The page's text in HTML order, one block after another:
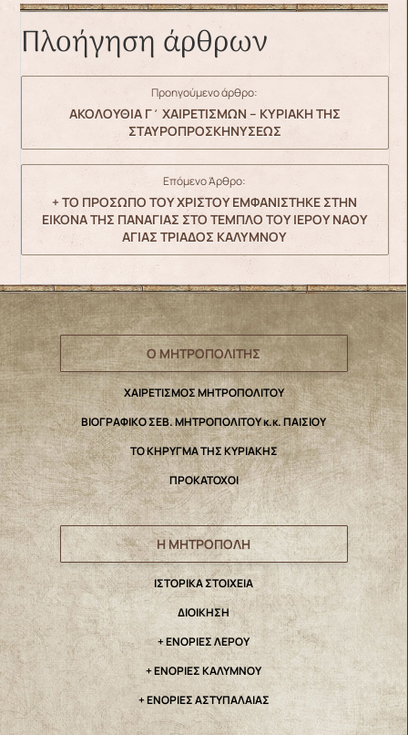
Πλοήγηση άρθρων
Προηγούμενο άρθρο:
ΑΚΟΛΟΥΘΙΑ Γ΄ ΧΑΙΡΕΤΙΣΜΩΝ – ΚΥΡΙΑΚΗ ΤΗΣ
ΣΤΑΥΡΟΠΡΟΣΚΗΝΥΣΕΩΣ
Επόμενο Άρθρο:
+ ΤΟ ΠΡΟΣΩΠΟ ΤΟΥ ΧΡΙΣΤΟΥ ΕΜΦΑΝΙΣΤΗΚΕ ΣΤΗΝ
ΕΙΚΟΝΑ ΤΗΣ ΠΑΝΑΓΙΑΣ ΣΤΟ ΤΕΜΠΛΟ ΤΟΥ ΙΕΡΟΥ ΝΑΟΥ
ΑΓΙΑΣ ΤΡΙΑΔΟΣ ΚΑΛΥΜΝΟΥ
Ο ΜΗΤΡΟΠΟΛΙΤΗΣ
ΧΑΙΡΕΤΙΣΜΟΣ ΜΗΤΡΟΠΟΛΙΤΟΥ
ΒΙΟΓΡΑΦΙΚΟ ΣΕΒ. ΜΗΤΡΟΠΟΛΙΤΟΥ κ.κ. ΠΑΙΣΙΟΥ
ΤΟ ΚΗΡΥΓΜΑ ΤΗΣ ΚΥΡΙΑΚΗΣ
ΠΡΟΚΑΤΟΧΟΙ
Η ΜΗΤΡΟΠΟΛΗ
IΣΤΟΡΙΚΑ ΣΤΟΙΧΕΙΑ
ΔΙΟΙΚΗΣΗ
+ ΕΝΟΡΙΕΣ ΛΕΡΟΥ
+ ΕΝΟΡΙΕΣ ΚΑΛΥΜΝΟΥ
+ ΕΝΟΡΙΕΣ ΑΣΤΥΠΑΛΑΙΑΣ